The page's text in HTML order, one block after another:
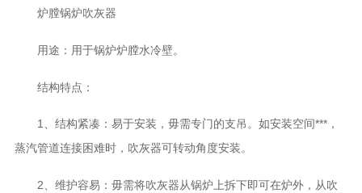
炉膛锅炉吹灰器
用途：用于锅炉炉膛水冷壁。
结构特点：
1、结构紧凑：易于安装，毋需专门的支吊。如安装空间***，
蒸汽管道连接困难时，吹灰器可转动角度安装。
2、维护容易：毋需将吹灰器从锅炉上拆下即可在炉外，从吹